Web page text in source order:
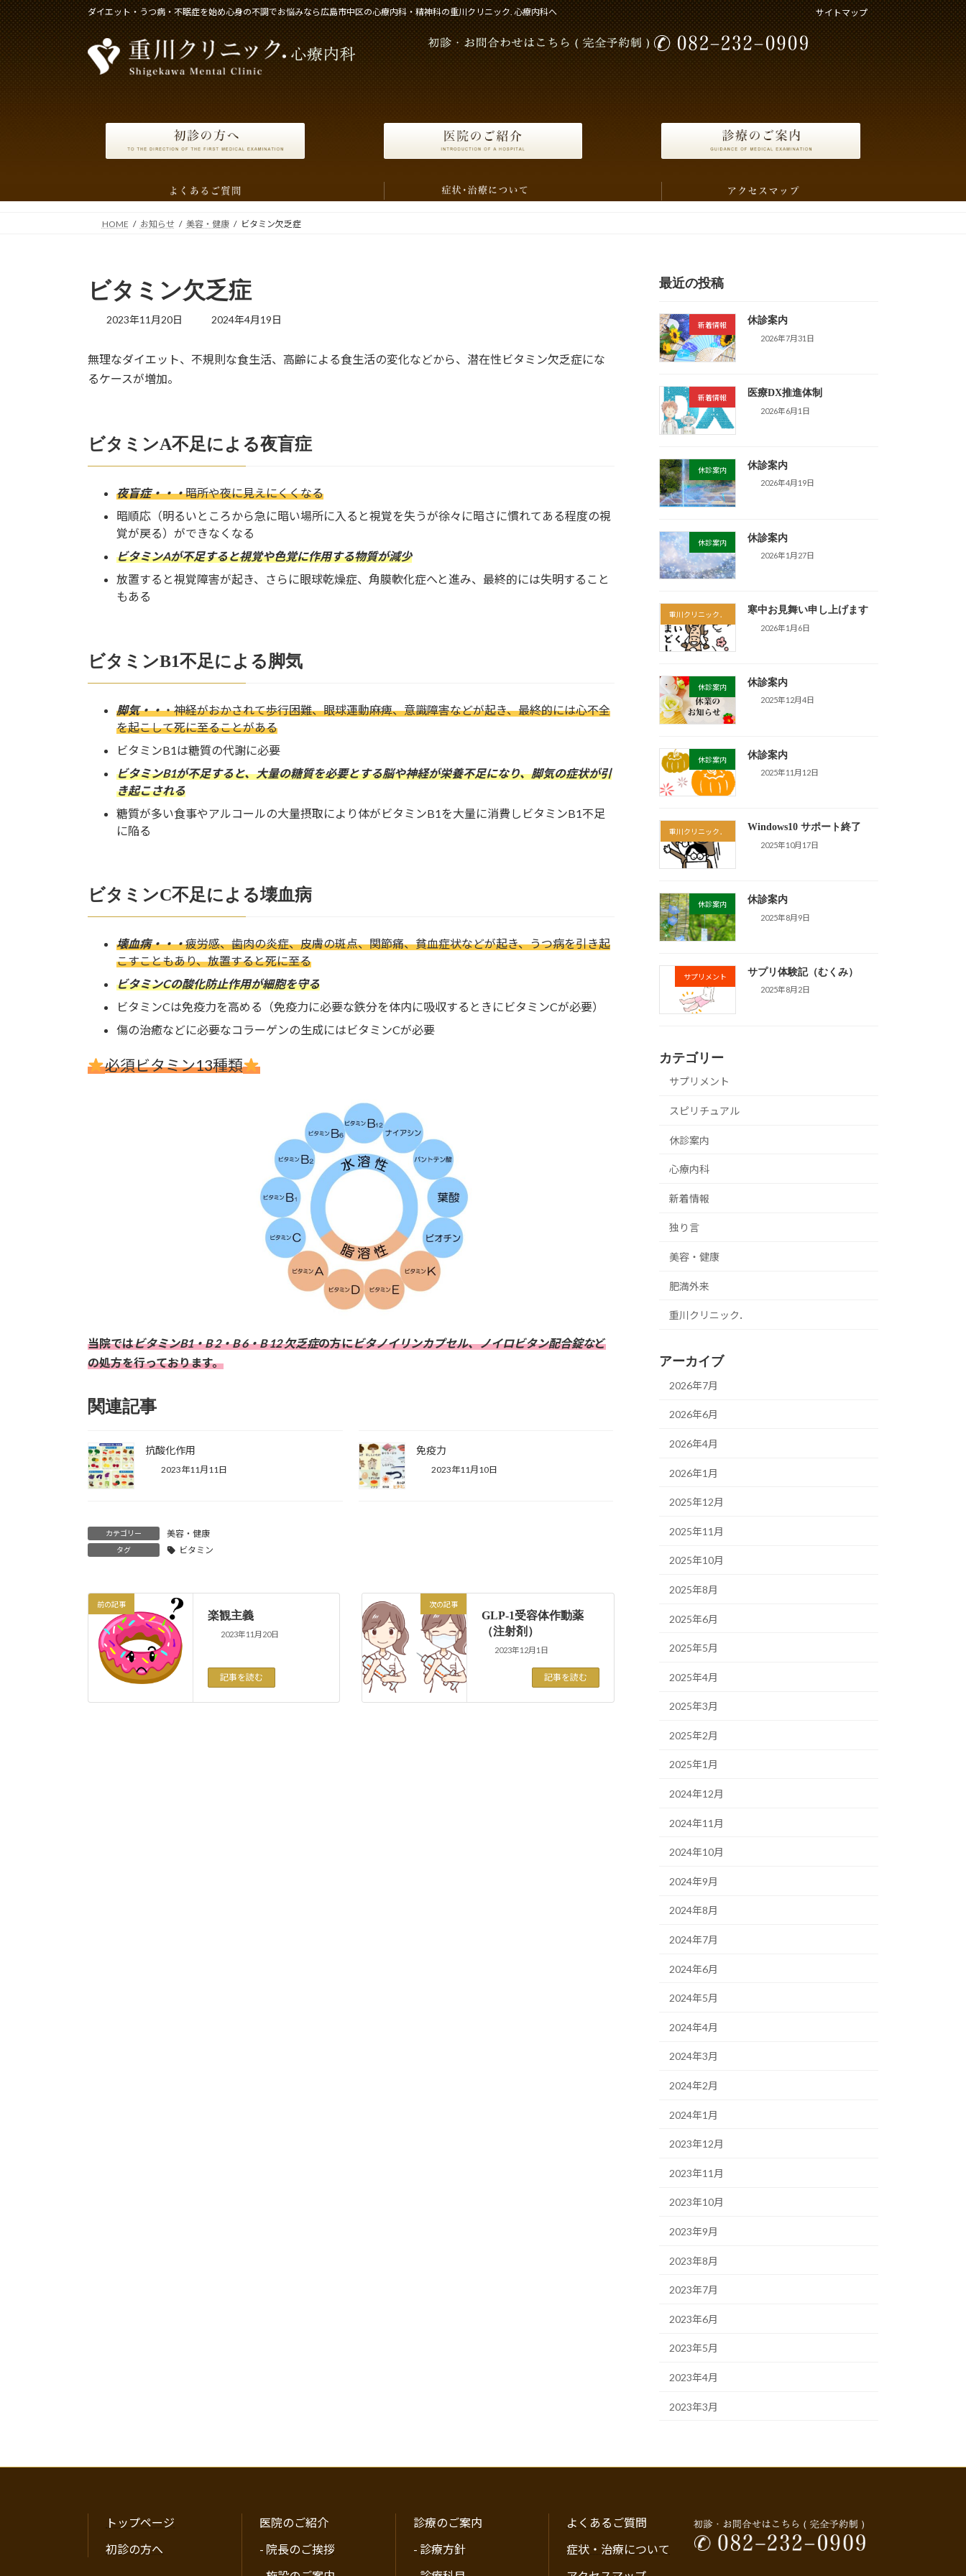
コ
ン
テ
ン
ナ
ビ
ゲ
ー
ダイエット・うつ病・不眠症を始め心身の不調でお悩みなら広島市中区の心療内科・精神科の重川クリニック. 心療内科へ サイトマップ
HOME お知らせ 美容・健康 ビタミン欠乏症
ビタミン欠乏症
2023年11月20日
最
新
2024年4月19日
無理なダイエット、不規則な食生活、高齢による食生活の変化などから、潜在性ビタミン欠乏症にな
るケースが増加。
ビタミンA不足による夜盲症
夜盲症・・・暗所や夜に見えにくくなる
暗順応（明るいところから急に暗い場所に入ると視覚を失うが徐々に暗さに慣れてある程度の視
覚が戻る）ができなくなる
ビタミンAが不足すると視覚や色覚に作用する物質が減少
放置すると視覚障害が起き、さらに眼球乾燥症、角膜軟化症へと進み、最終的には失明すること
もある
ビタミンB1不足による脚気
脚気・・・神経がおかされて歩行困難、眼球運動麻痺、意識障害などが起き、最終的には心不全
を起こして死に至ることがある
ビタミンB1は糖質の代謝に必要
ビタミンB1が不足すると、大量の糖質を必要とする脳や神経が栄養不足になり、脚気の症状が引
き起こされる
糖質が多い食事やアルコールの大量摂取により体がビタミンB1を大量に消費しビタミンB1不足
に陥る
ビタミンC不足による壊血病
壊血病・・・疲労感、歯肉の炎症、皮膚の斑点、関節痛、貧血症状などが起き、うつ病を引き起
こすこともあり、放置すると死に至る
ビタミンCの酸化防止作用が細胞を守る
ビタミンCは免疫力を高める（免疫力に必要な鉄分を体内に吸収するときにビタミンCが必要）
傷の治癒などに必要なコラーゲンの生成にはビタミンCが必要
必須ビタミン13種類
当院ではビタミンB1・B 2・B 6・B 12 欠乏症の方にビタノイリンカプセル、ノイロビタン配合錠など
の処方を行っております。
関連記事
抗酸化作用
2023年11月11日
免疫力
2023年11月10日
カテゴリー 美容・健康
タグ ビタミン
前の記事
楽観主義
2023年11月20日
記事を読む
次の記事
GLP-1受容体作動薬
（注射剤）
2023年12月1日
記事を読む
最近の投稿
新着情報 休診案内
2026年7月31日
新着情報 医療DX推進体制
2026年6月1日
休診案内 休診案内
2026年4月19日
休診案内 休診案内
2026年1月27日
重川クリニック． 寒中お見舞い申し上げます
2026年1月6日
休診案内 休診案内
2025年12月4日
休診案内 休診案内
2025年11月12日
重川クリニック． Windows10 サポート終了
2025年10月17日
休診案内 休診案内
2025年8月9日
サプリメント サプリ体験記（むくみ）
2025年8月2日
カテゴリー
サプリメント
スピリチュアル
休診案内
心療内科
新着情報
独り言
美容・健康
肥満外来
重川クリニック．
アーカイブ
2026年7月
2026年6月
2026年4月
2026年1月
2025年12月
2025年11月
2025年10月
2025年8月
2025年6月
2025年5月
2025年4月
2025年3月
2025年2月
2025年1月
2024年12月
2024年11月
2024年10月
2024年9月
2024年8月
2024年7月
2024年6月
2024年5月
2024年4月
2024年3月
2024年2月
2024年1月
2023年12月
2023年11月
2023年10月
2023年9月
2023年8月
2023年7月
2023年6月
2023年5月
2023年4月
2023年3月
トップページ
初診の方へ
医院のご紹介
- 院長のご挨拶
診療のご案内
- 診療方針
よくあるご質問
症状・治療について